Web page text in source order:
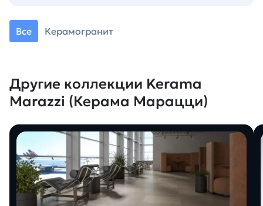
Все Керамогранит
Другие коллекции Kerama
Marazzi (Керама Марацци)